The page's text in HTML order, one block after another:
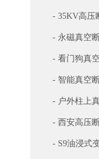
- 35KV高压
- 永磁真空
- 看门狗真
- 智能真空
- 户外柱上
- 西安高压
- S9油浸式